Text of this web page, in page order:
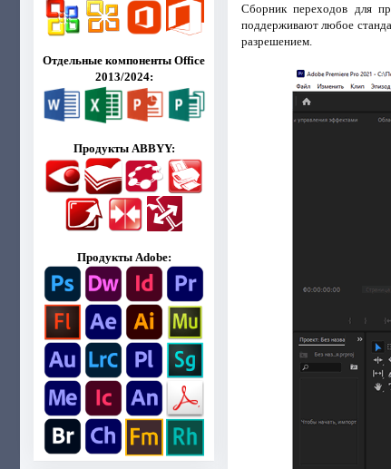
Отдельные компоненты Office
2013/2024:
Продукты ABBYY:
Продукты Adobe:
Сборник переходов для
поддерживают любое
разрешением.